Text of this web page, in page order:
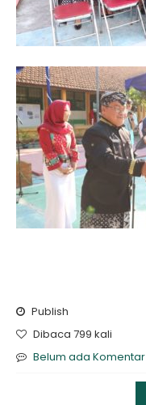
Publish
Dibaca 799 kali
Belum ada Komentar